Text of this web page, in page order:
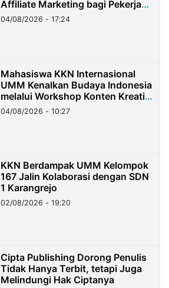
Affiliate Marketing bagi Pekerja
Migran Indonesia di Taiwan
04/08/2026 - 17:24
Mahasiswa KKN Internasional
UMM Kenalkan Budaya Indonesia
melalui Workshop Konten Kreatif
di Taiwan
04/08/2026 - 10:27
KKN Berdampak UMM Kelompok
167 Jalin Kolaborasi dengan SDN
1 Karangrejo
02/08/2026 - 19:20
Cipta Publishing Dorong Penulis
Tidak Hanya Terbit, tetapi Juga
Melindungi Hak Ciptanya